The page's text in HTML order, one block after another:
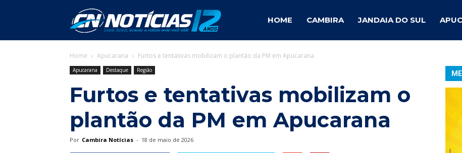
Cambira
Notícias
HOME CAMBIRA JANDAIA DO SUL
Home Apucarana Furtos e tentativas mobilizam o plantão da PM em Apucarana
Apucarana Destaque Região
Furtos e tentativas mobilizam o
plantão da PM em Apucarana
Por Cambira Notícias - 18 de maio de 2026